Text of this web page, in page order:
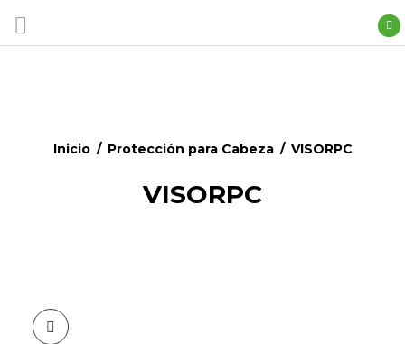
Inicio / Protección para Cabeza / VISORPC
VISORPC